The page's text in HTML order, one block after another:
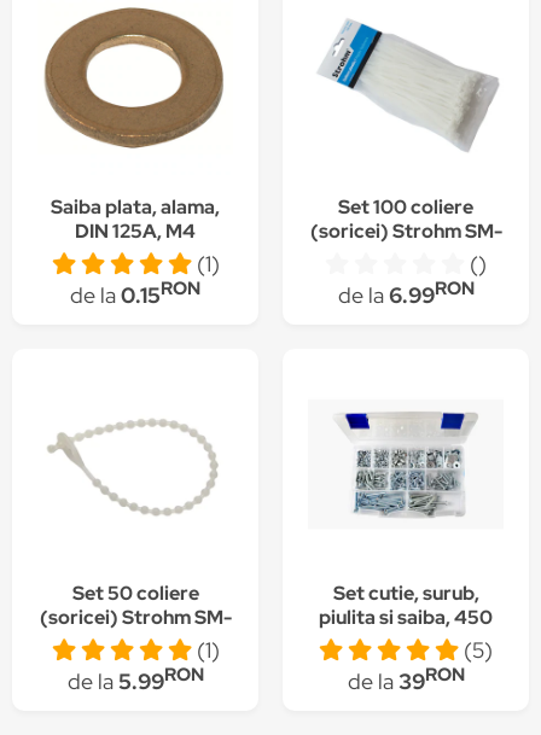
Saiba plata, alama,
DIN 125A, M4
(1)
de la0.15RON
Set 100 coliere
(soricei) Strohm SM-
CV-150-3-6, plastic,
150x3.6mm, Alb
()
de la6.99RON
Set 50 coliere
(soricei) Strohm SM-
CCVR-120-3-6,
reutilizabil, 120-3-
6mm, Alb
(1)
de la5.99RON
Set cutie, surub,
piulita si saiba, 450
piese
(5)
de la39RON